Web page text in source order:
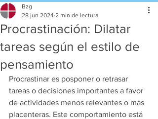
Procrastinación: Dilatar
tareas según el estilo de
pensamiento
Bzg
28 jun 2024 2 min de lectura
Procrastinar es posponer o retrasar
tareas o decisiones importantes a favor
de actividades menos relevantes o más
placenteras. Este comportamiento está